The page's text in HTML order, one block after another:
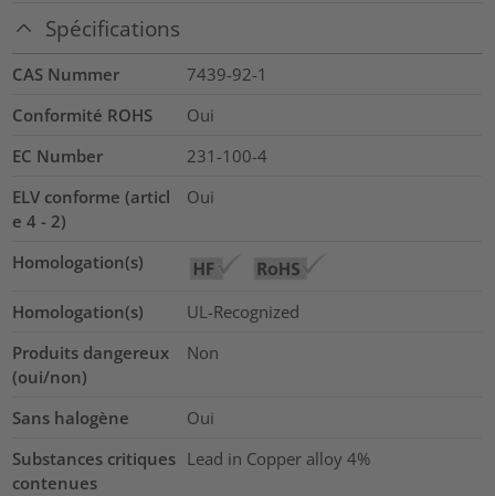
Spécifications
CAS Nummer
7439-92-1
Conformité ROHS
Oui
EC Number
231-100-4
ELV conforme (articl
e 4 - 2)
Oui
Homologation(s)
Homologation(s)
UL-Recognized
Produits dangereux
(oui/non)
Non
Sans halogène
Oui
Substances critiques
contenues
Lead in Copper alloy 4%